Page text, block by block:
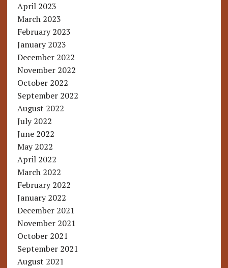
April 2023
March 2023
February 2023
January 2023
December 2022
November 2022
October 2022
September 2022
August 2022
July 2022
June 2022
May 2022
April 2022
March 2022
February 2022
January 2022
December 2021
November 2021
October 2021
September 2021
August 2021